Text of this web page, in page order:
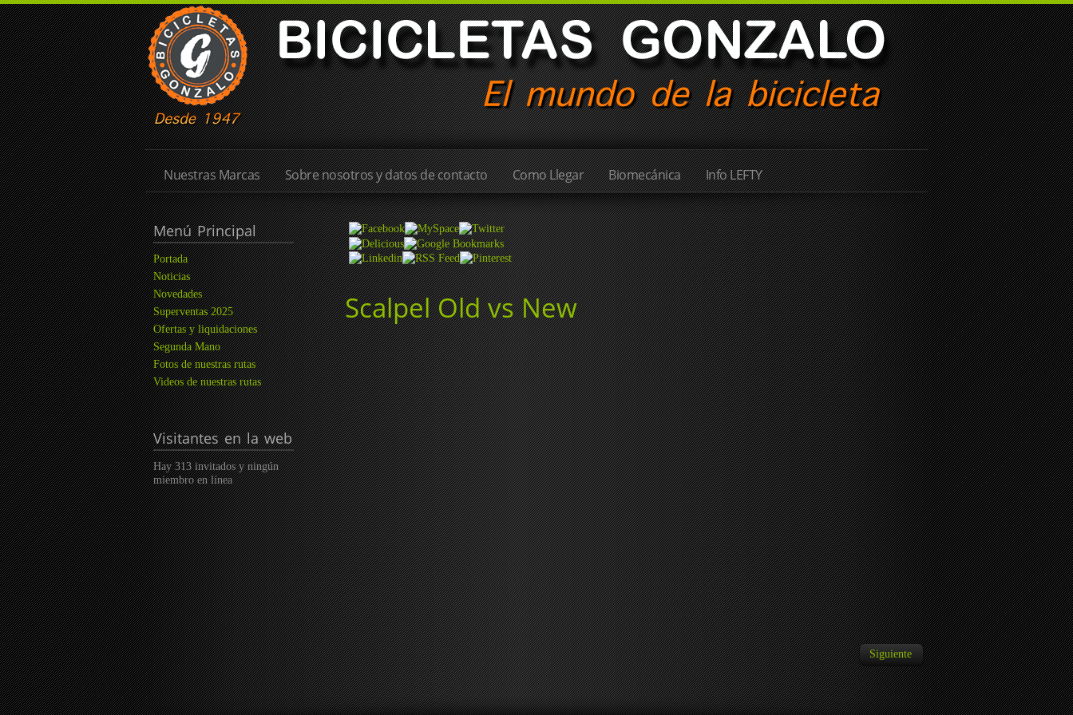
Nuestras Marcas Sobre nosotros y datos de contacto Como Llegar Biomecánica Info LEFTY
MenúPrincipal
Portada
Noticias
Novedades
Superventas 2025
Ofertas y liquidaciones
Segunda Mano
Fotos de nuestras rutas
Videos de nuestras rutas
Visitantesen la web
Hay 313 invitados y ningún
miembro en línea
Scalpel Old vs New
Siguiente